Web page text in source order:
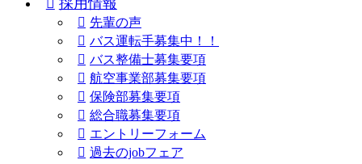
先輩の声
バス運転手募集中！！
バス整備士募集要項
航空事業部募集要項
保険部募集要項
総合職募集要項
エントリーフォーム
過去のjobフェア